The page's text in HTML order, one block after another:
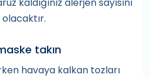
kaldığınız alerjen sayısını
olacaktır.
takın
havaya kalkan tozları